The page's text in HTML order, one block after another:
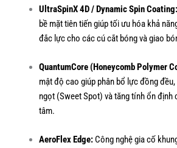
UltraSpinX 4D / Dynamic Spin Coating:
bề mặt tiên tiến giúp tối ưu hóa khả
đắc lực cho các cú cắt bóng và giao
QuantumCore (Honeycomb Polymer
mật độ cao giúp phân bổ lực đồng
ngọt (Sweet Spot) và tăng tính ổn định
tâm.
AeroFlex Edge:Công nghệ gia cố